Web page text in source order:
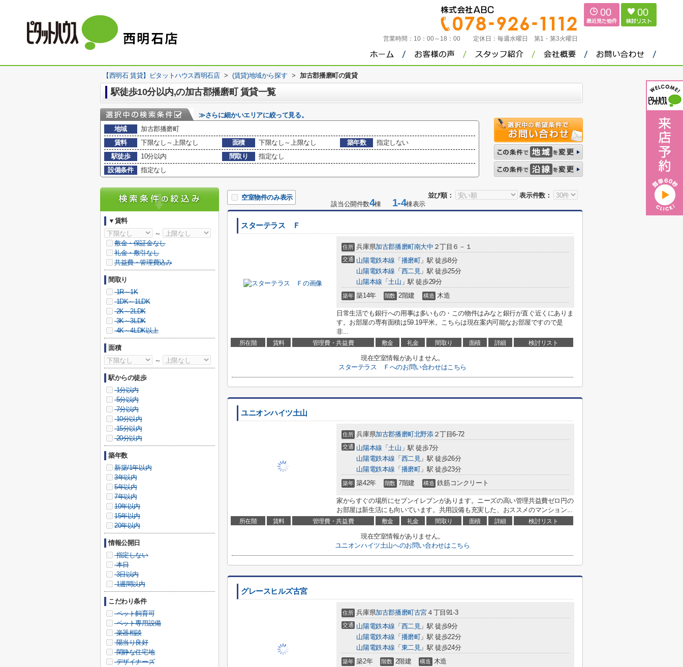
営業時間： 10：00～18：00 定休日： 毎週水曜日 第1・第3火曜日
00 00
【西明石 賃貸】ピタットハウス西明石店 > (賃貸)地域から探す > 加古郡播磨町の賃貸
駅徒歩10分以内,の加古郡播磨町 賃貸一覧
≫さらに細かいエリアに絞って見る。
地域
加古郡播磨町
賃料
下限なし～上限なし 面積 下限なし～上限なし 築年数
指定しない
駅徒歩
10分以内 間取り
指定なし
設備条件
指定なし
並び順： 表示件数：
空室物件のみ表示
該当公開件数4棟 1-4棟表示
スターテラス Ｆ
住所 兵庫県加古郡播磨町南大中 ２丁目６－１
交通 山陽電鉄本線 「 播磨町」駅 徒歩8分
山陽電鉄本線 「 西二見」駅 徒歩25分
山陽本線 「土山 」駅 徒歩29分
築年 築14年 階数 2階建 構造 木造
日常生活でも銀行への用事は多いもの・この物件はみなと銀行が直ぐ近くにありま
す。お部屋の専有面積は59.19平米。こちらは現在案内可能なお部屋ですので是
非...
所在階 賃料 管理費・共益費 敷金 礼金 間取り 面積 詳細 検討リスト
現在空室情報がありません。
スターテラス Ｆへのお問い合わせはこちら
ユニオンハイツ土山
住所 兵庫県加古郡播磨町北野添２丁目6-72
交通 山陽本線 「土山 」駅 徒歩7分
山陽電鉄本線 「 西二見」駅 徒歩26分
山陽電鉄本線 「 播磨町」駅 徒歩23分
築年 築42年 階数 7階建 構造 鉄筋コンクリート
家からすぐの場所にセブンイレブンがあります。ニーズの高い管理共益費ゼロ円の
お部屋は新生活にも向いています。共用設備も充実した、おススメのマンション...
所在階 賃料 管理費・共益費 敷金 礼金 間取り 面積 詳細 検討リスト
現在空室情報がありません。
ユニオンハイツ土山へのお問い合わせはこちら
グレースヒルズ古宮
住所 兵庫県加古郡播磨町古宮 ４丁目91-3
交通 山陽電鉄本線 「 西二見」駅 徒歩9分
山陽電鉄本線 「 播磨町」駅 徒歩22分
山陽電鉄本線 「 東二見」駅 徒歩24分
築年 築2年 階数 2階建 構造 木造
▼賃料
～
敷金・保証金なし
礼金・敷引なし
共益費・管理費込み
間取り
1R～1K
1DK～1LDK
2K～2LDK
3K～3LDK
4K～4LDK以上
面積
～
駅からの徒歩
1分以内
5分以内
7分以内
10分以内
15分以内
20分以内
築年数
新築/1年以内
3年以内
5年以内
7年以内
10年以内
15年以内
20年以内
情報公開日
指定しない
本日
3日以内
1週間以内
こだわり条件
ペット飼育可
ペット専用設備
楽器相談
陽当り良好
閑静な住宅地
デザイナーズ